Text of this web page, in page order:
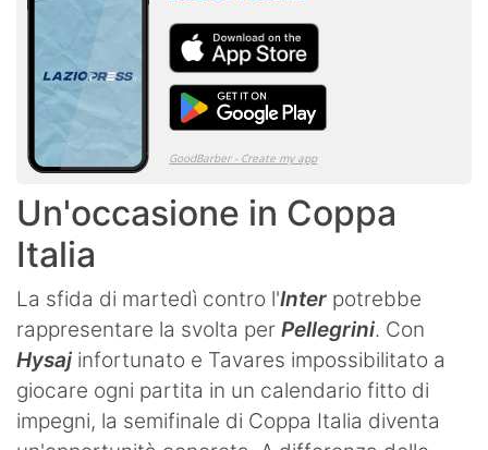
Un'occasione in Coppa
Italia
La sfida di martedì contro l'Inter potrebbe
rappresentare la svolta per Pellegrini. Con
Hysaj infortunato e Tavares impossibilitato a
giocare ogni partita in un calendario fitto di
impegni, la semifinale di Coppa Italia diventa